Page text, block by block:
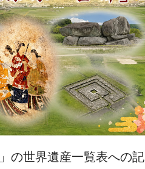
の世界遺産一覧表への記